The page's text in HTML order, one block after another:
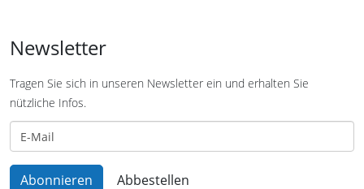
Newsletter
Tragen Sie sich in unseren Newsletter ein und erhalten Sie
nützliche Infos.